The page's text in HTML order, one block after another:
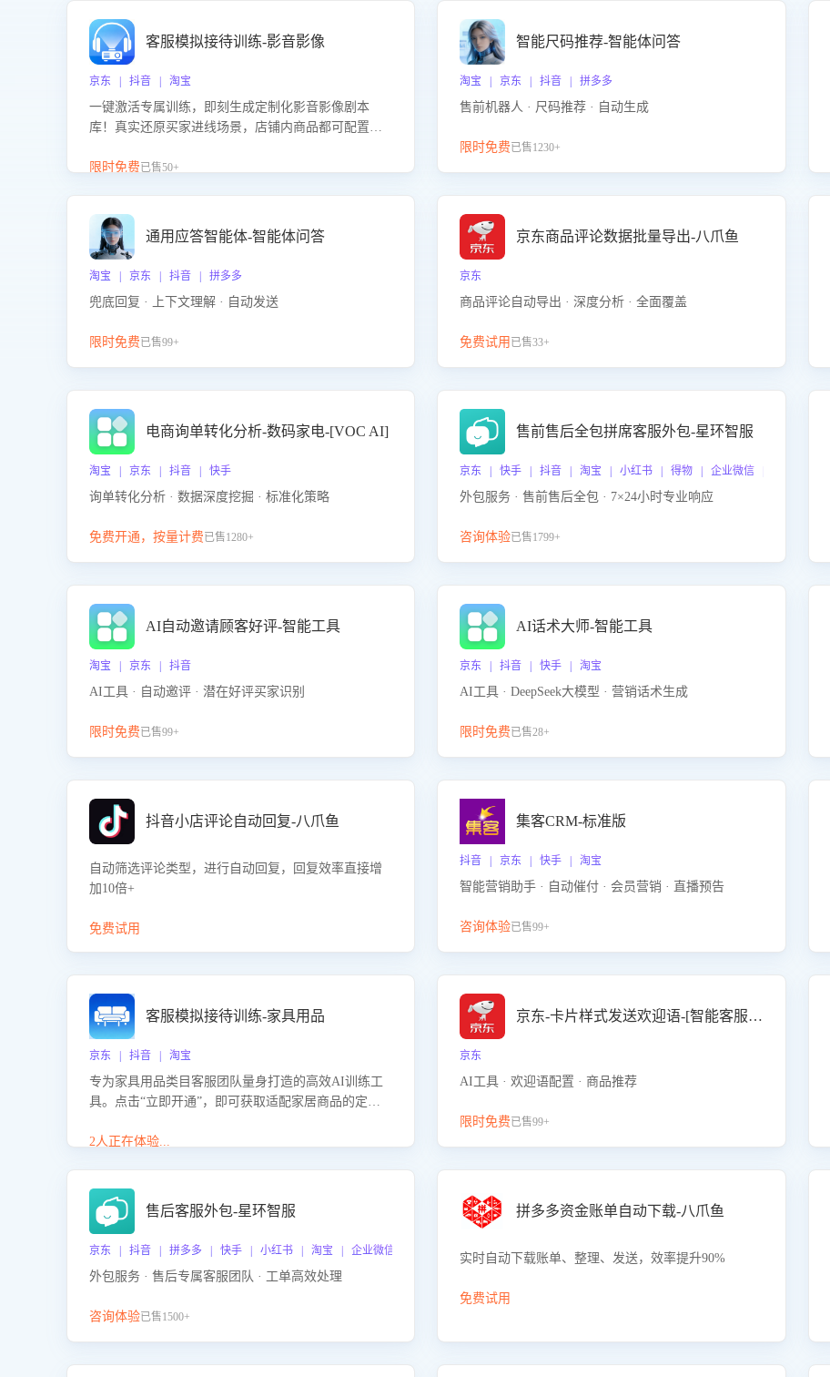
客服模拟接待训练-影音影像
京东 | 抖音 | 淘宝
一键激活专属训练，即刻生成定制化影音影像剧本
库！真实还原买家进线场景，店铺内商品都可配置到
升客服售前转化率。点击 “立即开通”，快速获取影音
限时免费已售50+
智能尺码推荐-智能体问答
淘宝 | 京东 | 抖音 | 拼多多
售前机器人 · 尺码推荐 · 自动生成
限时免费已售1230+
通用应答智能体-智能体问答
淘宝 | 京东 | 抖音 | 拼多多
兜底回复 · 上下文理解 · 自动发送
限时免费已售99+
京东商品评论数据批量导出-八爪鱼
京东
商品评论自动导出 · 深度分析 · 全面覆盖
免费试用 已售33+
电商询单转化分析-数码家电-[VOC AI]
淘宝 | 京东 | 抖音 | 快手
询单转化分析 · 数据深度挖掘 · 标准化策略
免费开通，按量计费已售1280+
售前售后全包拼席客服外包-星环智服
京东 | 快手 | 抖音 | 淘宝 | 小红书 | 得物 | 企业微信 | 跨平台
外包服务 · 售前售后全包 · 7×24小时专业响应
咨询体验已售1799+
AI自动邀请顾客好评-智能工具
淘宝 | 京东 | 抖音
AI工具 · 自动邀评 · 潜在好评买家识别
限时免费已售99+
AI话术大师-智能工具
京东 | 抖音 | 快手 | 淘宝
AI工具 · DeepSeek大模型 · 营销话术生成
限时免费已售28+
抖音小店评论自动回复-八爪鱼
自动筛选评论类型，进行自动回复，回复效率直接增
加10倍+
免费试用
集客CRM-标准版
抖音 | 京东 | 快手 | 淘宝
智能营销助手 · 自动催付 · 会员营销 · 直播预告
咨询体验已售99+
客服模拟接待训练-家具用品
京东 | 抖音 | 淘宝
专为家具用品类目客服团队量身打造的高效AI训练工
具。点击“立即开通”，即可获取适配家居商品的定制
客服在家具用品功能、尺寸参数咨询等高频场景下的
2人正在体验...
京东-卡片样式发送欢迎语-[智能客服机器人]
京东
AI工具 · 欢迎语配置 · 商品推荐
限时免费已售99+
售后客服外包-星环智服
京东 | 抖音 | 拼多多 | 快手 | 小红书 | 淘宝 | 企业微信
外包服务 · 售后专属客服团队 · 工单高效处理
咨询体验已售1500+
拼多多资金账单自动下载-八爪鱼
实时自动下载账单、整理、发送，效率提升90%
免费试用